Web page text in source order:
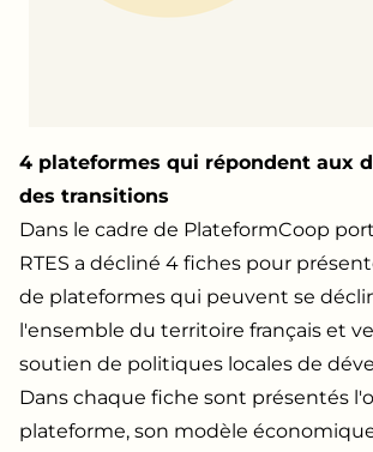
4 plateformes qui répondent aux
des transitions
Dans le cadre de PlateformCoop
RTES a décliné 4 fiches pour
de plateformes qui peuvent se
l'ensemble du territoire français et
soutien de politiques locales de
Dans chaque fiche sont présentés
plateforme, son modèle